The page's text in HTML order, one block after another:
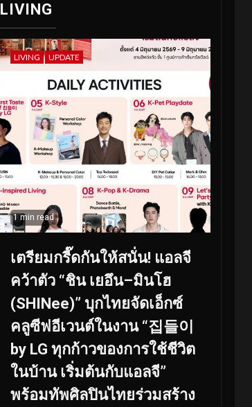
LIVING
LIVING UPDATE
1 min read
เตรียมกรี๊ดกันให้สนั่น! แอลจี
คว้าตัว “ชิน เยอึน–มินโฮ
(SHINee)” บุกไทยจัดเอ็กซ์
คลูซีฟอีเวนต์ในงาน “집들이
by LG ทุกก้าวของการใช้ชีวิต
ในบ้าน เริ่มต้นกับแอลจี”
พร้อมทัพศิลปินไทยร่วมสร้าง